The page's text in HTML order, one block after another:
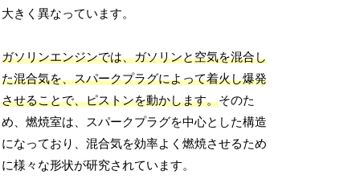
大きく異なっています。
ガソリンエンジンでは、ガソリンと空気を混合し
た混合気を、スパークプラグによって着火し爆発
させることで、ピストンを動かします。そのた
め、燃焼室は、スパークプラグを中心とした構造
になっており、混合気を効率よく燃焼させるため
に様々な形状が研究されています。